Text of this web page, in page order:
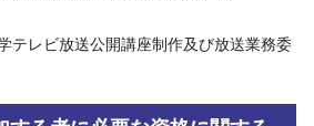
テレビ放送公開講座制作及び放送業務委